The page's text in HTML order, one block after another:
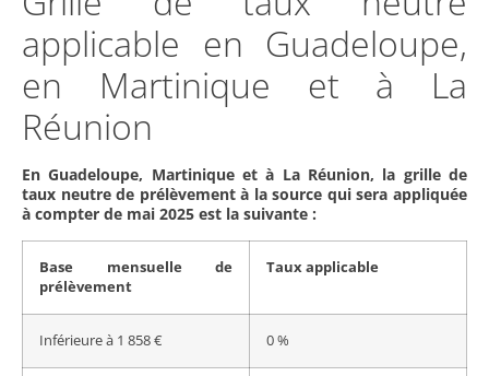
applicable en Guadeloupe,
en Martinique et à La
Réunion
En Guadeloupe, Martinique et à La Réunion, la grille de
taux neutre de prélèvement à la source qui sera appliquée
à compter de mai 2025 est la suivante :
Base mensuelle de
prélèvement
Taux applicable
Inférieure à 1 858 € 0 %